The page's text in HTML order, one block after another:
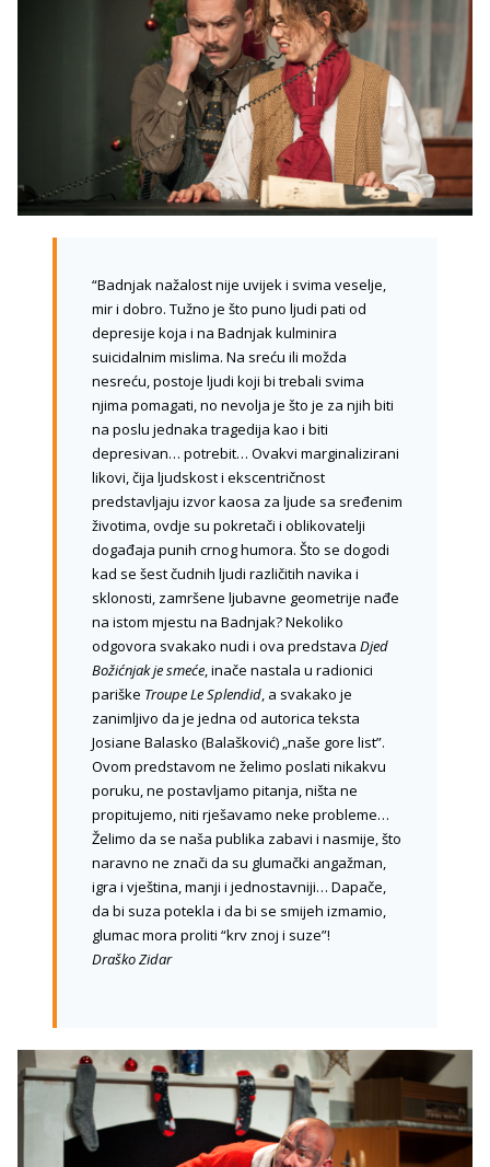
“Badnjak nažalost nije uvijek i svima veselje,
mir i dobro. Tužno je što puno ljudi pati od
depresije koja i na Badnjak kulminira
suicidalnim mislima. Na sreću ili možda
nesreću, postoje ljudi koji bi trebali svima
njima pomagati, no nevolja je što je za njih biti
na poslu jednaka tragedija kao i biti
depresivan… potrebit… Ovakvi marginalizirani
likovi, čija ljudskost i ekscentričnost
predstavljaju izvor kaosa za ljude sa sređenim
životima, ovdje su pokretači i oblikovatelji
događaja punih crnog humora. Što se dogodi
kad se šest čudnih ljudi različitih navika i
sklonosti, zamršene ljubavne geometrije nađe
na istom mjestu na Badnjak? Nekoliko
odgovora svakako nudi i ova predstava Djed
Božićnjak je smeće, inače nastala u radionici
pariške Troupe Le Splendid, a svakako je
zanimljivo da je jedna od autorica teksta
Josiane Balasko (Balašković) „naše gore list”.
Ovom predstavom ne želimo poslati nikakvu
poruku, ne postavljamo pitanja, ništa ne
propitujemo, niti rješavamo neke probleme…
Želimo da se naša publika zabavi i nasmije, što
naravno ne znači da su glumački angažman,
igra i vještina, manji i jednostavniji… Dapače,
da bi suza potekla i da bi se smijeh izmamio,
glumac mora proliti “krv znoj i suze”!
Draško Zidar